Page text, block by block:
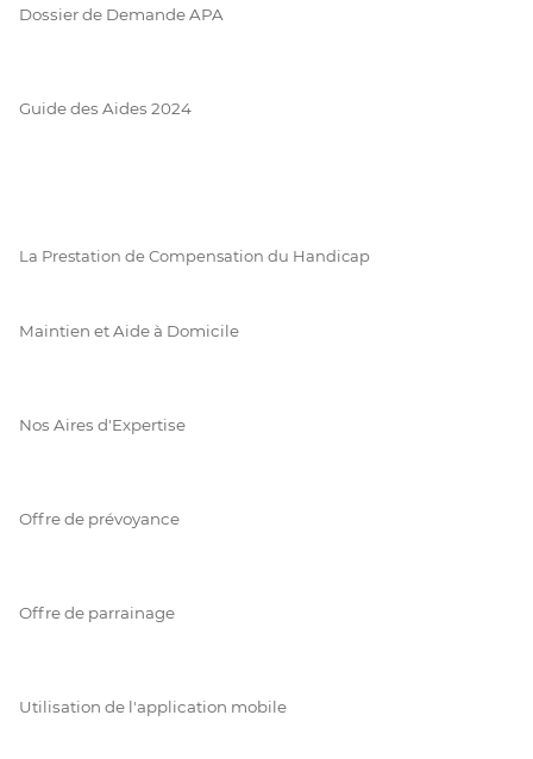
Dossier de Demande APA
Guide des Aides 2024
La Prestation de Compensation du Handicap
Maintien et Aide à Domicile
Nos Aires d'Expertise
Offre de prévoyance
Offre de parrainage
Utilisation de l'application mobile